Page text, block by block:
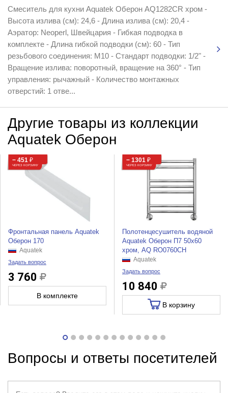
Смеситель для кухни Aquatek Оберон AQ1282CR хром -
Высота излива (см): 24,6 - Длина излива (см): 20,4 -
Аэратор: Neoperl, Швейцария - Гибкая подводка в
комплекте - Длина гибкой подводки (см): 60 - Тип
резьбового соединения: M10 - Стандарт подводки: 1/2" -
Вращение излива: поворотный, вращение на 360° - Тип
управления: рычажный - Количество монтажных
отверстий: 1 отве...
Другие товары из коллекции
Aquatek Оберон
− 451 ₽
ЧЕРЕЗ КОРЗИНУ
Фронтальная панель Aquatek
Оберон 170
Aquatek
Задать вопрос
3 760
В комплекте
− 1301 ₽
ЧЕРЕЗ КОРЗИНУ
Полотенцесушитель водяной
Aquatek Оберон П7 50x60
хром, AQ RO0760CH
Aquatek
Задать вопрос
10 840
В корзину
Вопросы и ответы посетителей